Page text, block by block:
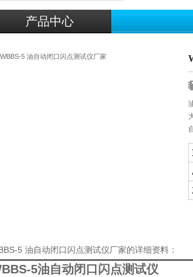
产品中心
5 油自动闭口闪点测试仪厂家的详细资料：
5油自动闭口闪点测试仪